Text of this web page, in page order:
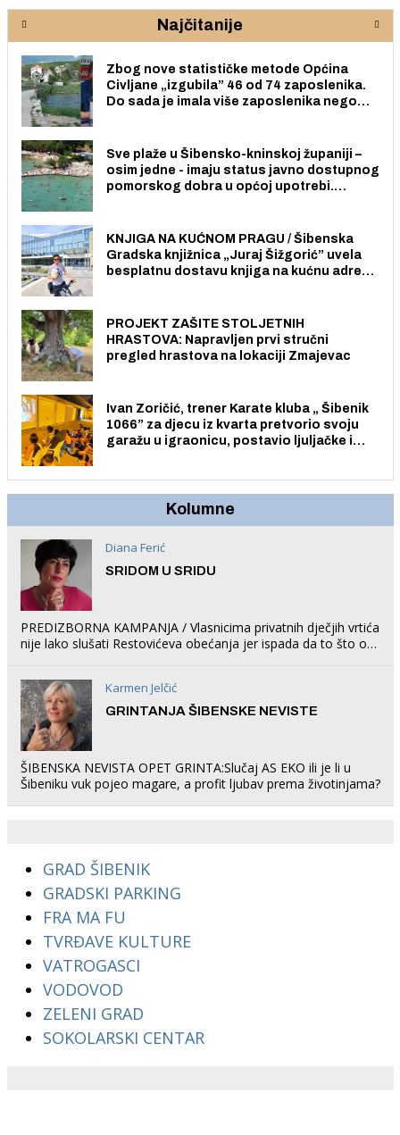
Najčitanije
Zbog nove statističke metode Općina
Civljane „izgubila” 46 od 74 zaposlenika.
Do sada je imala više zaposlenika nego
Sve plaže u Šibensko-kninskoj županiji –
osim jedne - imaju status javno dostupnog
pomorskog dobra u općoj upotrebi.
KNJIGA NA KUĆNOM PRAGU / Šibenska
Gradska knjižnica „Juraj Šižgorić” uvela
besplatnu dostavu knjiga na kućnu adresu
PROJEKT ZAŠITE STOLJETNIH
HRASTOVA: Napravljen prvi stručni
pregled hrastova na lokaciji Zmajevac
Ivan Zoričić, trener Karate kluba „ Šibenik
1066” za djecu iz kvarta pretvorio svoju
garažu u igraonicu, postavio ljuljačke i
Kolumne
Diana Ferić
SRIDOM U SRIDU
PREDIZBORNA KAMPANJA / Vlasnicima privatnih dječjih vrtića
nije lako slušati Restovićeva obećanja jer ispada da to što oni
Karmen Jelčić
GRINTANJA ŠIBENSKE NEVISTE
ŠIBENSKA NEVISTA OPET GRINTA:Slučaj AS EKO ili je li u
Šibeniku vuk pojeo magare, a profit ljubav prema životinjama?
GRAD ŠIBENIK
GRADSKI PARKING
FRA MA FU
TVRĐAVE KULTURE
VATROGASCI
VODOVOD
ZELENI GRAD
SOKOLARSKI CENTAR